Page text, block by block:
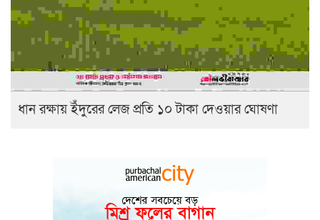
ধান রক্ষায় ইঁদুরের লেজ প্রতি ১০ টাকা দেওয়ার ঘোষণা